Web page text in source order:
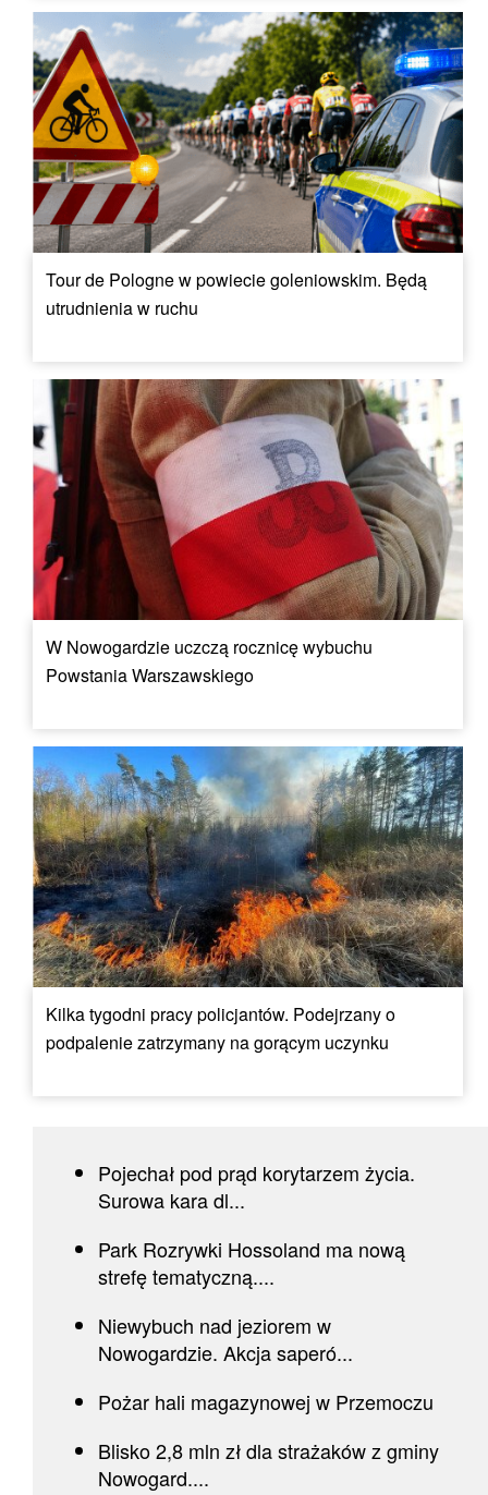
Tour de Pologne w powiecie goleniowskim. Będą
utrudnienia w ruchu
W Nowogardzie uczczą rocznicę wybuchu
Powstania Warszawskiego
Kilka tygodni pracy policjantów. Podejrzany o
podpalenie zatrzymany na gorącym uczynku
Pojechał pod prąd korytarzem życia.
Surowa kara dl...
Park Rozrywki Hossoland ma nową
strefę tematyczną....
Niewybuch nad jeziorem w
Nowogardzie. Akcja saperó...
Pożar hali magazynowej w Przemoczu
Blisko 2,8 mln zł dla strażaków z gminy
Nowogard....